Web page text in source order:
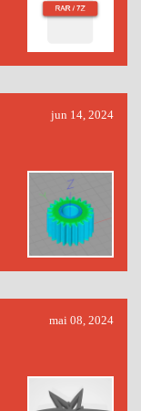
jun 14, 2024
mai 08, 2024